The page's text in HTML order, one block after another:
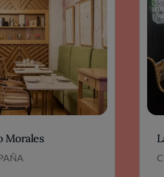
Morales